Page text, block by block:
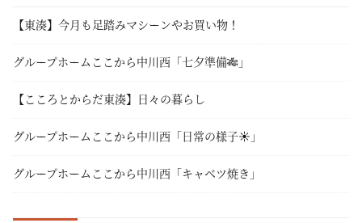
【東湊】今月も足踏みマシーンやお買い物！
グループホームここから中川西「七夕準備🎋」
【こころとからだ東湊】日々の暮らし
グループホームここから中川西「日常の様子☀」
グループホームここから中川西「キャベツ焼き」